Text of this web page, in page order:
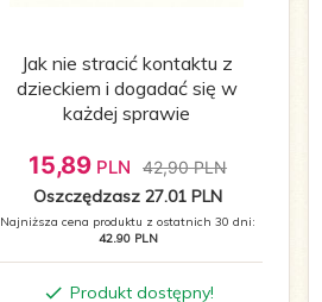
Jak nie stracić kontaktu z
dzieckiem i dogadać się w
każdej sprawie
Produkt dostępny!
15,89 PLN 42,90 PLN
Oszczędzasz 27.01 PLN
Najniższa cena produktu z ostatnich 30 dni:
42.90 PLN